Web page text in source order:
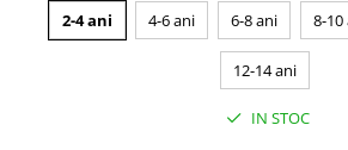
2-4 ani 4-6 ani 6-8 ani 8-10
12-14 ani
IN STOC